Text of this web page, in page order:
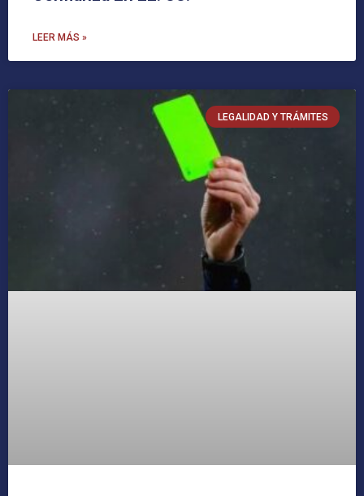
LEER MÁS »
LEGALIDAD Y TRÁMITES